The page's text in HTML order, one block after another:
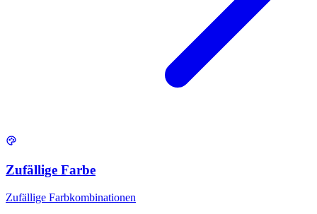
Zufällige Farbe
Zufällige Farbkombinationen